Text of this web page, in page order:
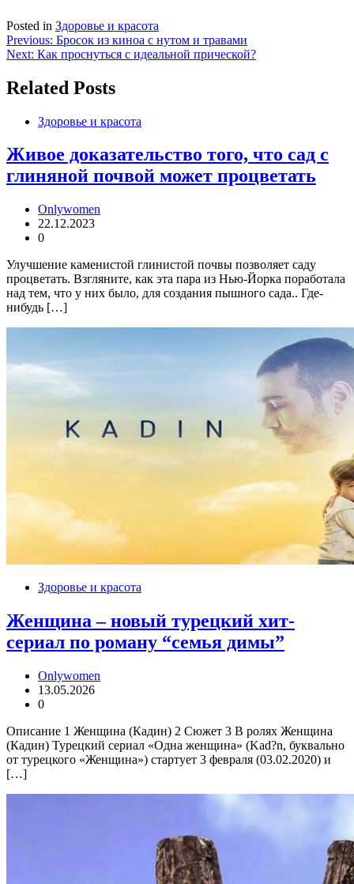
Posted in Здоровье и красота
Навигация
по
записям
Previous: Бросок из киноа с нутом и травами
Next: Как проснуться с идеальной прической?
Related Posts
Здоровье и красота
Живое доказательство того, что сад с
глиняной почвой может процветать
Onlywomen
22.12.2023
0
Улучшение каменистой глинистой почвы позволяет саду
процветать. Взгляните, как эта пара из Нью-Йорка поработала
над тем, что у них было, для создания пышного сада.. Где-
нибудь […]
Здоровье и красота
Женщина – новый турецкий хит-
сериал по роману “семья димы”
Onlywomen
13.05.2026
0
Описание 1 Женщина (Кадин) 2 Сюжет 3 В ролях Женщина
(Кадин) Турецкий сериал «Одна женщина» (Kad?n, буквально
от турецкого «Женщина») стартует 3 февраля (03.02.2020) и
[…]